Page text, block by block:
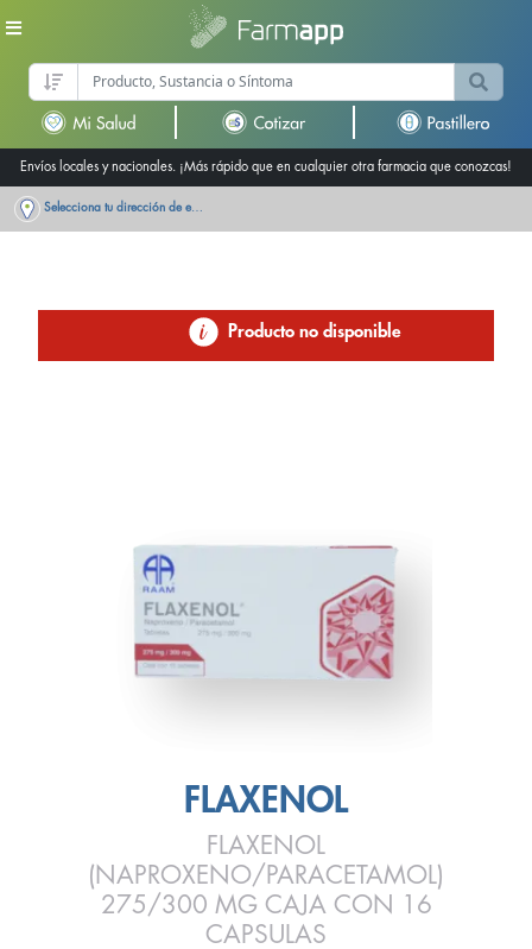
Envíos locales y nacionales. ¡Más rápido que en cualquier otra farmacia que conozcas!
Selecciona tu dirección de entrega
Producto no disponible
FLAXENOL
FLAXENOL
(NAPROXENO/PARACETAMOL)
275/300 MG CAJA CON 16
CAPSULAS